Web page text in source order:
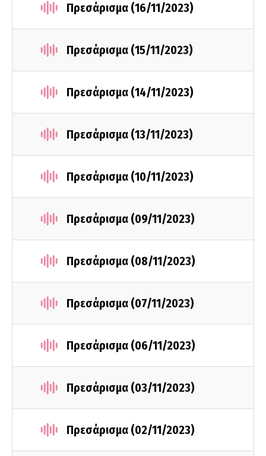
Πρεσάρισμα (16/11/2023)
Πρεσάρισμα (15/11/2023)
Πρεσάρισμα (14/11/2023)
Πρεσάρισμα (13/11/2023)
Πρεσάρισμα (10/11/2023)
Πρεσάρισμα (09/11/2023)
Πρεσάρισμα (08/11/2023)
Πρεσάρισμα (07/11/2023)
Πρεσάρισμα (06/11/2023)
Πρεσάρισμα (03/11/2023)
Πρεσάρισμα (02/11/2023)